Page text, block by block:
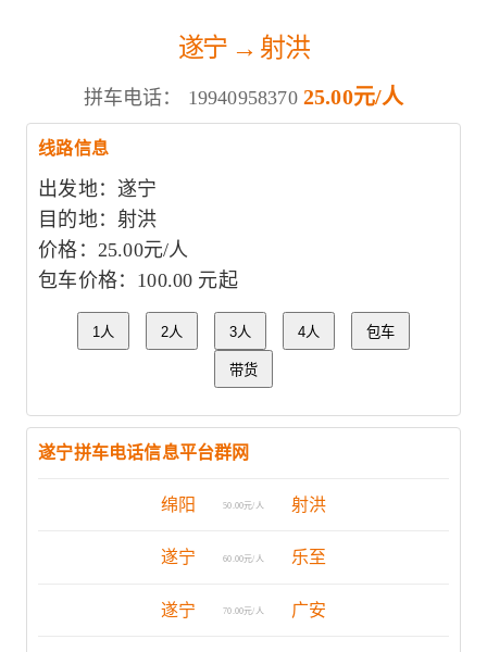
遂宁 → 射洪
拼车电话： 19940958370 25.00元/人
线路信息
出发地：遂宁
目的地：射洪
价格：25.00元/人
包车价格：100.00 元起
1人 2人 3人 4人 包车
带货
遂宁拼车电话信息平台群网
绵阳 50.00元/人 射洪
遂宁 60.00元/人 乐至
遂宁 70.00元/人 广安